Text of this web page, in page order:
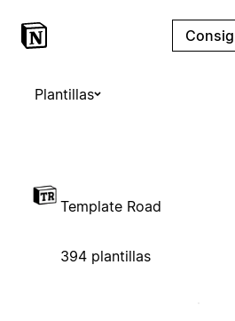
Plantillas
Template Road
394 plantillas